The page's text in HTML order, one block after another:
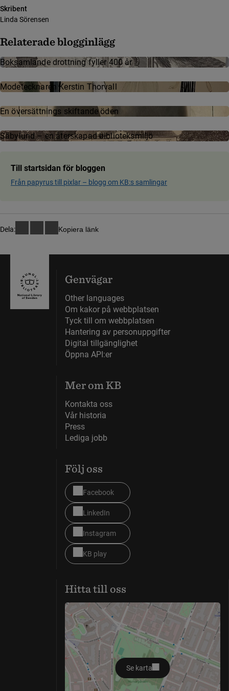
Skribent
Linda Sörensen
Relaterade blogginlägg
Boksamlande drottning fyller 400 år
Mode­teck­na­ren Kerstin Thor­vall
En översättnings skiftande öden
Säbylund – en återskapad biblioteksmiljö
Till startsidan för bloggen
Från papyrus till pixlar ­– blog­g om KB:s samling­ar
Dela: Kopiera länk
Genvägar
Other languages
Om kakor på webbplatsen
Tyck till om webbplatsen
Hantering av personuppgifter
Digital tillgänglighet
Öppna API:er
Mer om KB
Kontakta oss
Vår historia
Press
Lediga jobb
Följ oss
Facebook
LinkedIn
Instagram
KB play
Hitta till oss
Se karta
öppnas i nytt fönster